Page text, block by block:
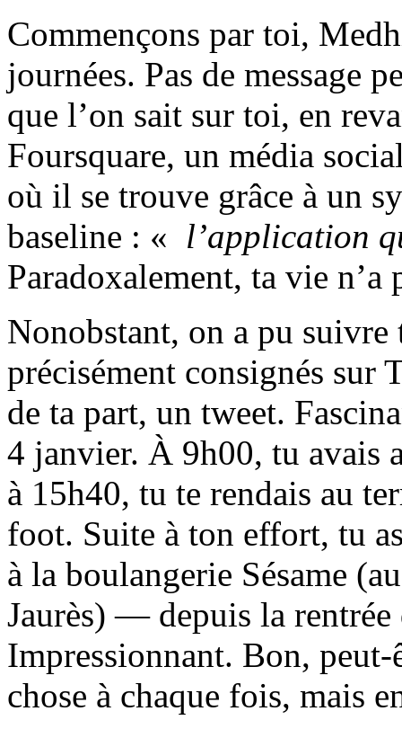
Commençons par toi,
journées. Pas de message
que l’on sait sur toi, en
Foursquare, un média
où il se trouve grâce à un
baseline : « l’application
Paradoxalement, ta vie n’a
Nonobstant, on a pu suivre
précisément consignés sur
de ta part, un tweet.
4 janvier. À 9h00, tu avais
à 15h40, tu te rendais au
foot. Suite à ton effort, tu
à la boulangerie Sésame
Jaurès) — depuis la rentrée
Impressionnant. Bon, peut-
chose à chaque fois, mais